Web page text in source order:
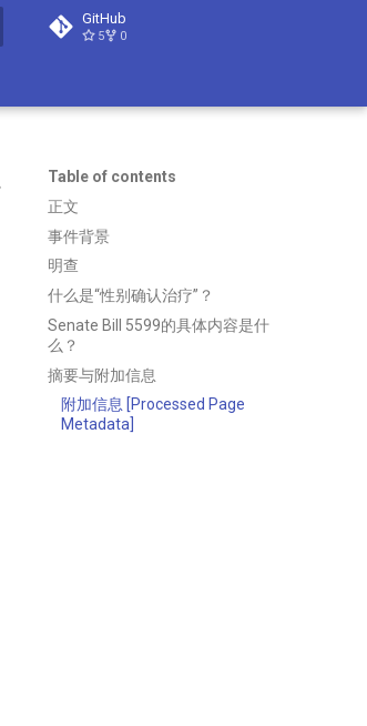
GitHub
5 0
Table of contents
正文
事件背景
明查
什么是“性别确认治疗”？
Senate Bill 5599的具体内容是什
么？
摘要与附加信息
附加信息 [Processed Page
Metadata]